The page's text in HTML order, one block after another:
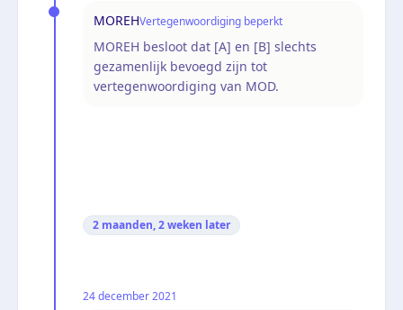
MOREHVertegenwoordiging beperkt
MOREH besloot dat [A] en [B] slechts
gezamenlijk bevoegd zijn tot
vertegenwoordiging van MOD.
2 maanden, 2 weken later
24 december 2021